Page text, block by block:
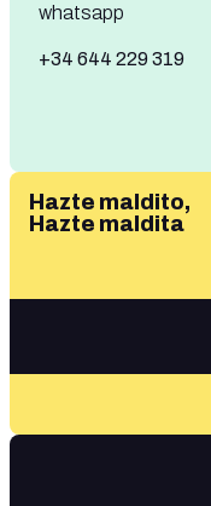
whatsapp
+34 644 229 319
Hazte maldito,
Hazte maldita